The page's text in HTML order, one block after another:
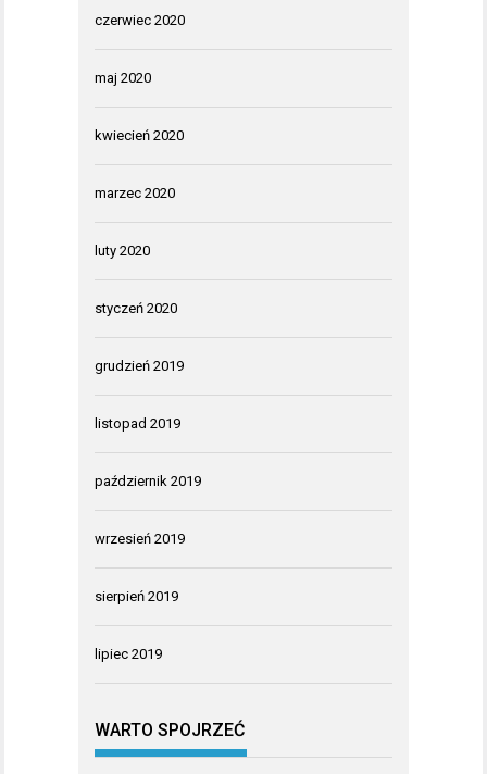
czerwiec 2020
maj 2020
kwiecień 2020
marzec 2020
luty 2020
styczeń 2020
grudzień 2019
listopad 2019
październik 2019
wrzesień 2019
sierpień 2019
lipiec 2019
WARTO SPOJRZEĆ